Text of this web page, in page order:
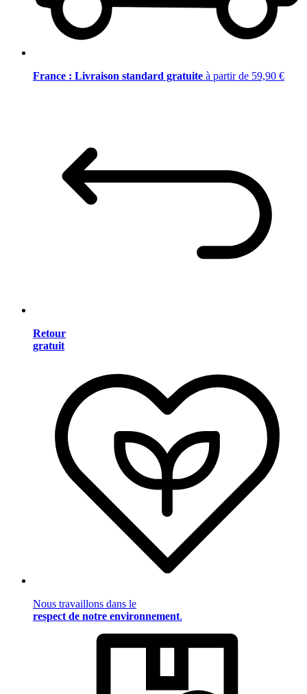
France : Livraison standard gratuite à partir de 59,90 €
Retour
gratuit
Nous travaillons dans le
respect de notre environnement.